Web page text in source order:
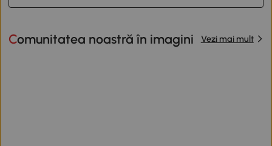
Comunitatea noastră în imagini Vezi mai mult